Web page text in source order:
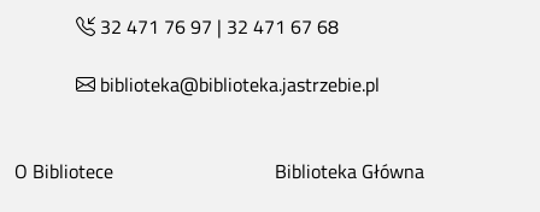
32 471 76 97 | 32 471 67 68
biblioteka@biblioteka.jastrzebie.pl
O Bibliotece
Biblioteka Główna